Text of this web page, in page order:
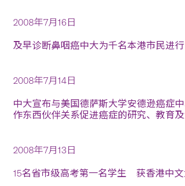
2008年7月16日
及早诊断鼻咽癌中大为千名本港市民进
2008年7月14日
中大宣布与美国德萨斯大学安德逊癌症
作东西伙伴关系促进癌症的研究、教育
2008年7月13日
15名省市级高考第一名学生 获香港中